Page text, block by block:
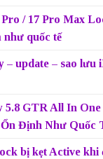
/ 17 Pro Max
như quốc tế
– update – sao lưu
5.8 GTR All In
Định Như Quốc
bị kẹt Active khi